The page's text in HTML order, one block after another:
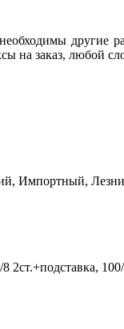
другие
на заказ, любой
Импортный,
2ст.+подставка,